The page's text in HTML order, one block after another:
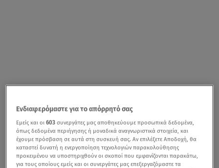
Ενδιαφερόμαστε για το απόρρητό σας
Εμείς και οι603 συνεργάτες μας αποθηκεύουμε προσωπικά δεδομένα,
όπως δεδομένα περιήγησης ή μοναδικά αναγνωριστικά στοιχεία, και
έχουμε πρόσβαση σε αυτά στη συσκευή σας. Αν επιλέξετε Αποδοχή, θα
καταστεί δυνατή η ενεργοποίηση τεχνολογιών παρακολούθησης
προκειμένου να υποστηριχθούν οι σκοποί που εμφανίζονται παρακάτω,
για τους οποίους εμείς και οι συνεργάτες μας επεξεργαζόμαστε τα